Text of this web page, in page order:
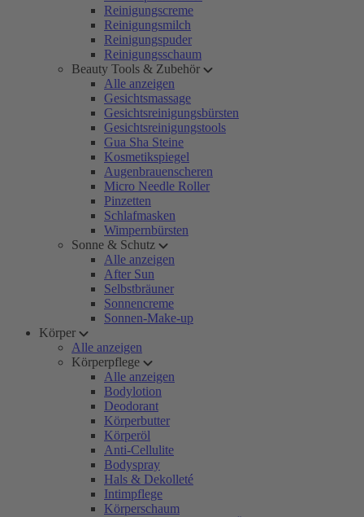
Reinigungscreme
Reinigungsmilch
Reinigungspuder
Reinigungsschaum
Beauty Tools & Zubehör
Alle anzeigen
Gesichtsmassage
Gesichtsreinigungsbürsten
Gesichtsreinigungstools
Gua Sha Steine
Kosmetikspiegel
Augenbrauenscheren
Micro Needle Roller
Pinzetten
Schlafmasken
Wimpernbürsten
Sonne & Schutz
Alle anzeigen
After Sun
Selbstbräuner
Sonnencreme
Sonnen-Make-up
Körper
Alle anzeigen
Körperpflege
Alle anzeigen
Bodylotion
Deodorant
Körperbutter
Körperöl
Anti-Cellulite
Bodyspray
Hals & Dekolleté
Intimpflege
Körperschaum